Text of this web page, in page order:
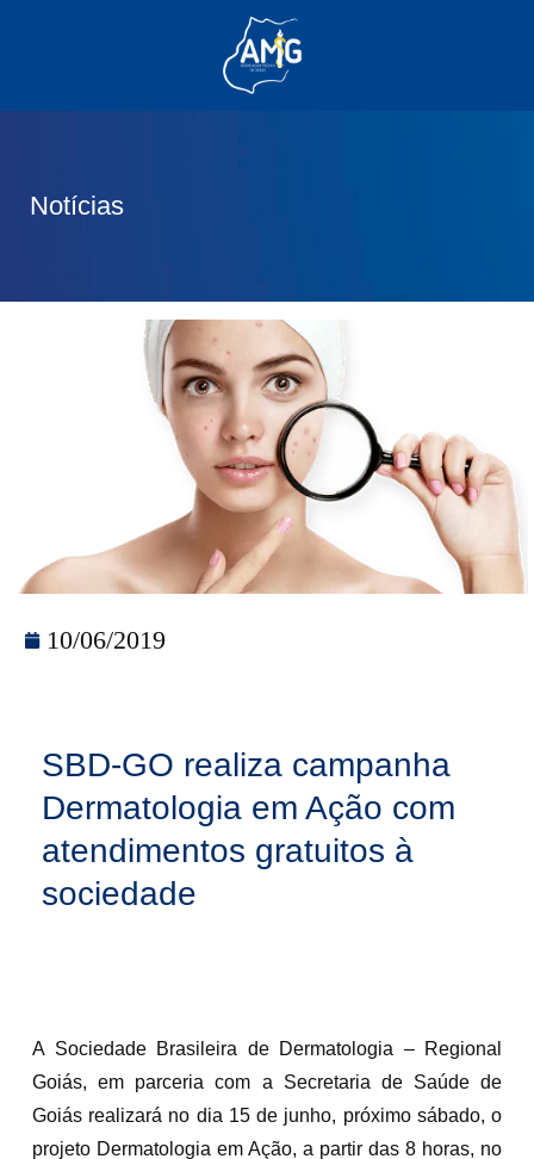
Notícias
10/06/2019
SBD-GO realiza campanha
Dermatologia em Ação com
atendimentos gratuitos à
sociedade
A Sociedade Brasileira de Dermatologia – Regional
Goiás, em parceria com a Secretaria de Saúde de
Goiás realizará no dia 15 de junho, próximo sábado, o
projeto Dermatologia em Ação, a partir das 8 horas, no